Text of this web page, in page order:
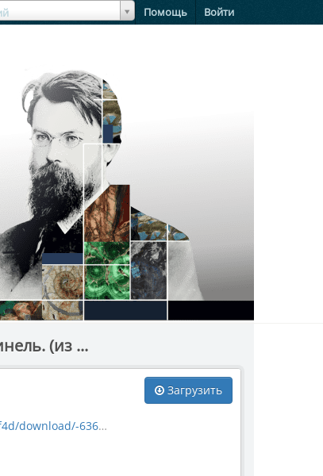
Помощь Войти
(из ...
Загрузить
63687.jpg